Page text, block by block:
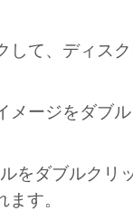
して、ディス
メージをダブ
をダブルクリ
す。